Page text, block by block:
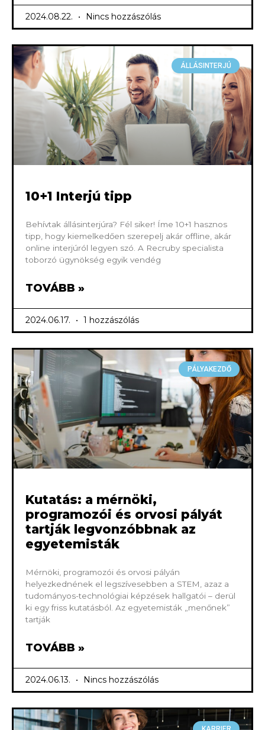
2024.08.22. Nincs hozzászólás
ÁLLÁSINTERJÚ
10+1 Interjú tipp
Behívtak állásinterjúra? Fél siker! Íme 10+1 hasznos
tipp, hogy kiemelkedően szerepelj akár offline, akár
online interjúról legyen szó. A Recruby specialista
toborzó ügynökség egyik vendég
TOVÁBB »
2024.06.17. 1 hozzászólás
PÁLYAKEZDŐ
Kutatás: a mérnöki,
programozói és orvosi pályát
tartják legvonzóbbnak az
egyetemisták
Mérnöki, programozói és orvosi pályán
helyezkednének el legszívesebben a STEM, azaz a
tudományos-technológiai képzések hallgatói – derül
ki egy friss kutatásból. Az egyetemisták „menőnek”
tartják
TOVÁBB »
2024.06.13. Nincs hozzászólás